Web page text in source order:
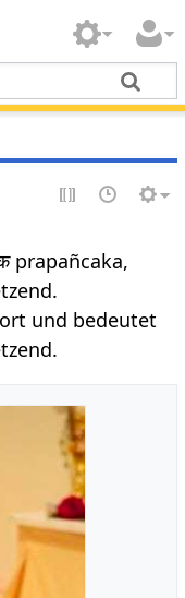
prapañcaka,
und bedeutet